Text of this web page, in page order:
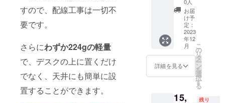
すので、配線工事は一切不
要です。
さらにわずか224gの軽量
で、デスクの上に置くだけ
でなく、天井にも簡単に設
置することができます。
ドリ
リース
ピン×1
日本語
取扱説
明書×1
送料無
料（日
本国内
限定）
内容
物：
「V3
Cam」
本体 ｘ
1 スタ
充電
お届
け予
定：
2023
年12
月
詳細を見る
こ
の
リ
タ
ー
ン
を
選
択
す
る
15, 残り